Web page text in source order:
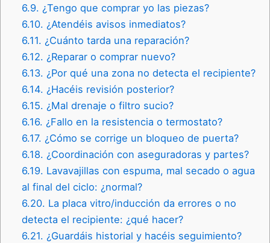
6.9. ¿Tengo que comprar yo las piezas?
6.10. ¿Atendéis avisos inmediatos?
6.11. ¿Cuánto tarda una reparación?
6.12. ¿Reparar o comprar nuevo?
6.13. ¿Por qué una zona no detecta el recipiente?
6.14. ¿Hacéis revisión posterior?
6.15. ¿Mal drenaje o filtro sucio?
6.16. ¿Fallo en la resistencia o termostato?
6.17. ¿Cómo se corrige un bloqueo de puerta?
6.18. ¿Coordinación con aseguradoras y partes?
6.19. Lavavajillas con espuma, mal secado o agua
al final del ciclo: ¿normal?
6.20. La placa vitro/inducción da errores o no
detecta el recipiente: ¿qué hacer?
6.21. ¿Guardáis historial y hacéis seguimiento?